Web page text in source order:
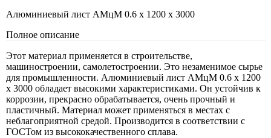
Алюминиевый лист АМцМ 0.6 х 1200 х 3000
Полное описание
Этот материал применяется в строительстве,
машиностроении, самолетостроении. Это незаменимое сырье
для промышленности. Алюминиевый лист АМцМ 0.6 х 1200
х 3000 обладает высокими характеристиками. Он устойчив к
коррозии, прекрасно обрабатывается, очень прочный и
пластичный. Материал может применяться в местах с
неблагоприятной средой. Производится в соответствии с
ГОСТом из высококачественного сплава.